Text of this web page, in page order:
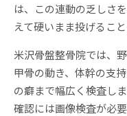
は、この連動の乏しさ
えて硬いまま投げるこ
米沢骨盤整骨院では、
甲骨の動き、体幹の支
の癖まで幅広く検査し
確認には画像検査が必